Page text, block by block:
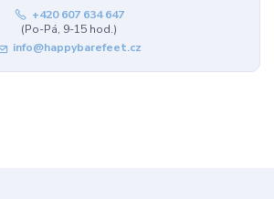
+420 607 634 647
(Po-Pá, 9-15 hod.)
info@happybarefeet.cz